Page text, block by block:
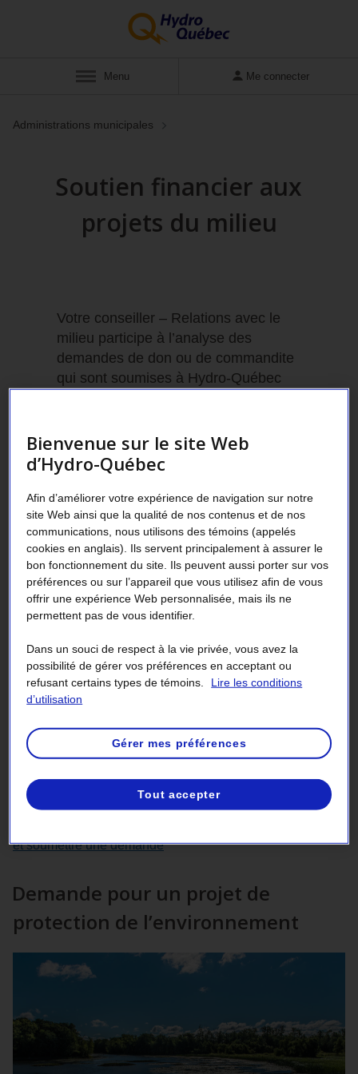
Menu Me connecter
Administrations municipales
Soutien financier aux
projets du milieu
Votre conseiller – Relations avec le
milieu participe à l’analyse des
demandes de don ou de commandite
qui sont soumises à Hydro-Québec
Québec pour l’environnement. Les
conseillers représentent également
l’entreprise lors d’événements
organisés dans le cadre des initiatives
que nous soutenons financièrement.
commandite
Dans une perspective de développement durable et
communautés. Nos contributions financières sont
attribuées de manière à maximiser les retombées positives
pour les communautés.
Aller à la section des dons et commandites pour
et soumettre une demande
Demande pour un projet de
protection de l’environnement
Bienvenue sur le site Web
d’Hydro-Québec
Afin d’améliorer votre expérience de navigation sur notre
site Web ainsi que la qualité de nos contenus et de nos
communications, nous utilisons des témoins (appelés
cookies en anglais). Ils servent principalement à assurer le
bon fonctionnement du site. Ils peuvent aussi porter sur vos
préférences ou sur l’appareil que vous utilisez afin de vous
offrir une expérience Web personnalisée, mais ils ne
permettent pas de vous identifier.
Dans un souci de respect à la vie privée, vous avez la
possibilité de gérer vos préférences en acceptant ou
refusant certains types de témoins.
Lire les conditions
d’utilisation
Gérer mes préférences
Tout accepter